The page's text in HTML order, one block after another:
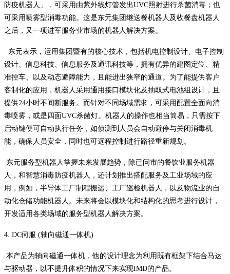
防疫机器人」，可采用由紫外线灯管发出UVC照射进行杀菌消毒；也
可采用喷雾型消毒功能。这是东元集团继送餐机器人及收餐盘机器人
之后，又一项进军服务业市场的机器人解决方案。
东元表示，运用集团暨有的核心技术，包括机电控制设计、电子控制
设计、信息科技、信息服务及通讯科技等，拥有优异的建图定位、精
准控车、以及动态避障能力，且能进出狭窄的通道。为了能提供客户
客制化的应用，机器人采用通用接口模块化及抽取式电池组设计，且
提供24小时不间断服务。而针对不同场域需求，可采用配置全面向消
毒喷雾，或是四面UVC杀菌灯。机器人的操作也相当简易，只需按下
启动键便可自动执行任务，如侦测到人员会自动避停与关闭消毒机
能，确保人员安全，同时也可远程控制进行路径重新规划。
东元服务型机器人掌握未来发展趋势，除已问市的餐饮业服务机器
人，和智慧消毒防疫机器人，还计划推出搭配服务及工业场域的应
用，例如，半导体工厂制程搬运、工厂巡检机器人，以及物流业的自
动化仓储功能机器人。未来将会以模块化和结构化的思考进行设计，
开发适用各类场域的服务型机器人解决方案。
4. DC伺服 (轴向磁通一体机)
本产品为轴向磁通一体机，他的设计理念为利用既有框架下结合马达
与驱动器，以不提升体积的情况下来实现IMD的产品。